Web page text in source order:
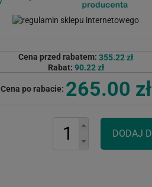
Cena przed rabatem: 355.22 zł
Rabat: 90.22 zł
Cena po rabacie: 265.00 zł